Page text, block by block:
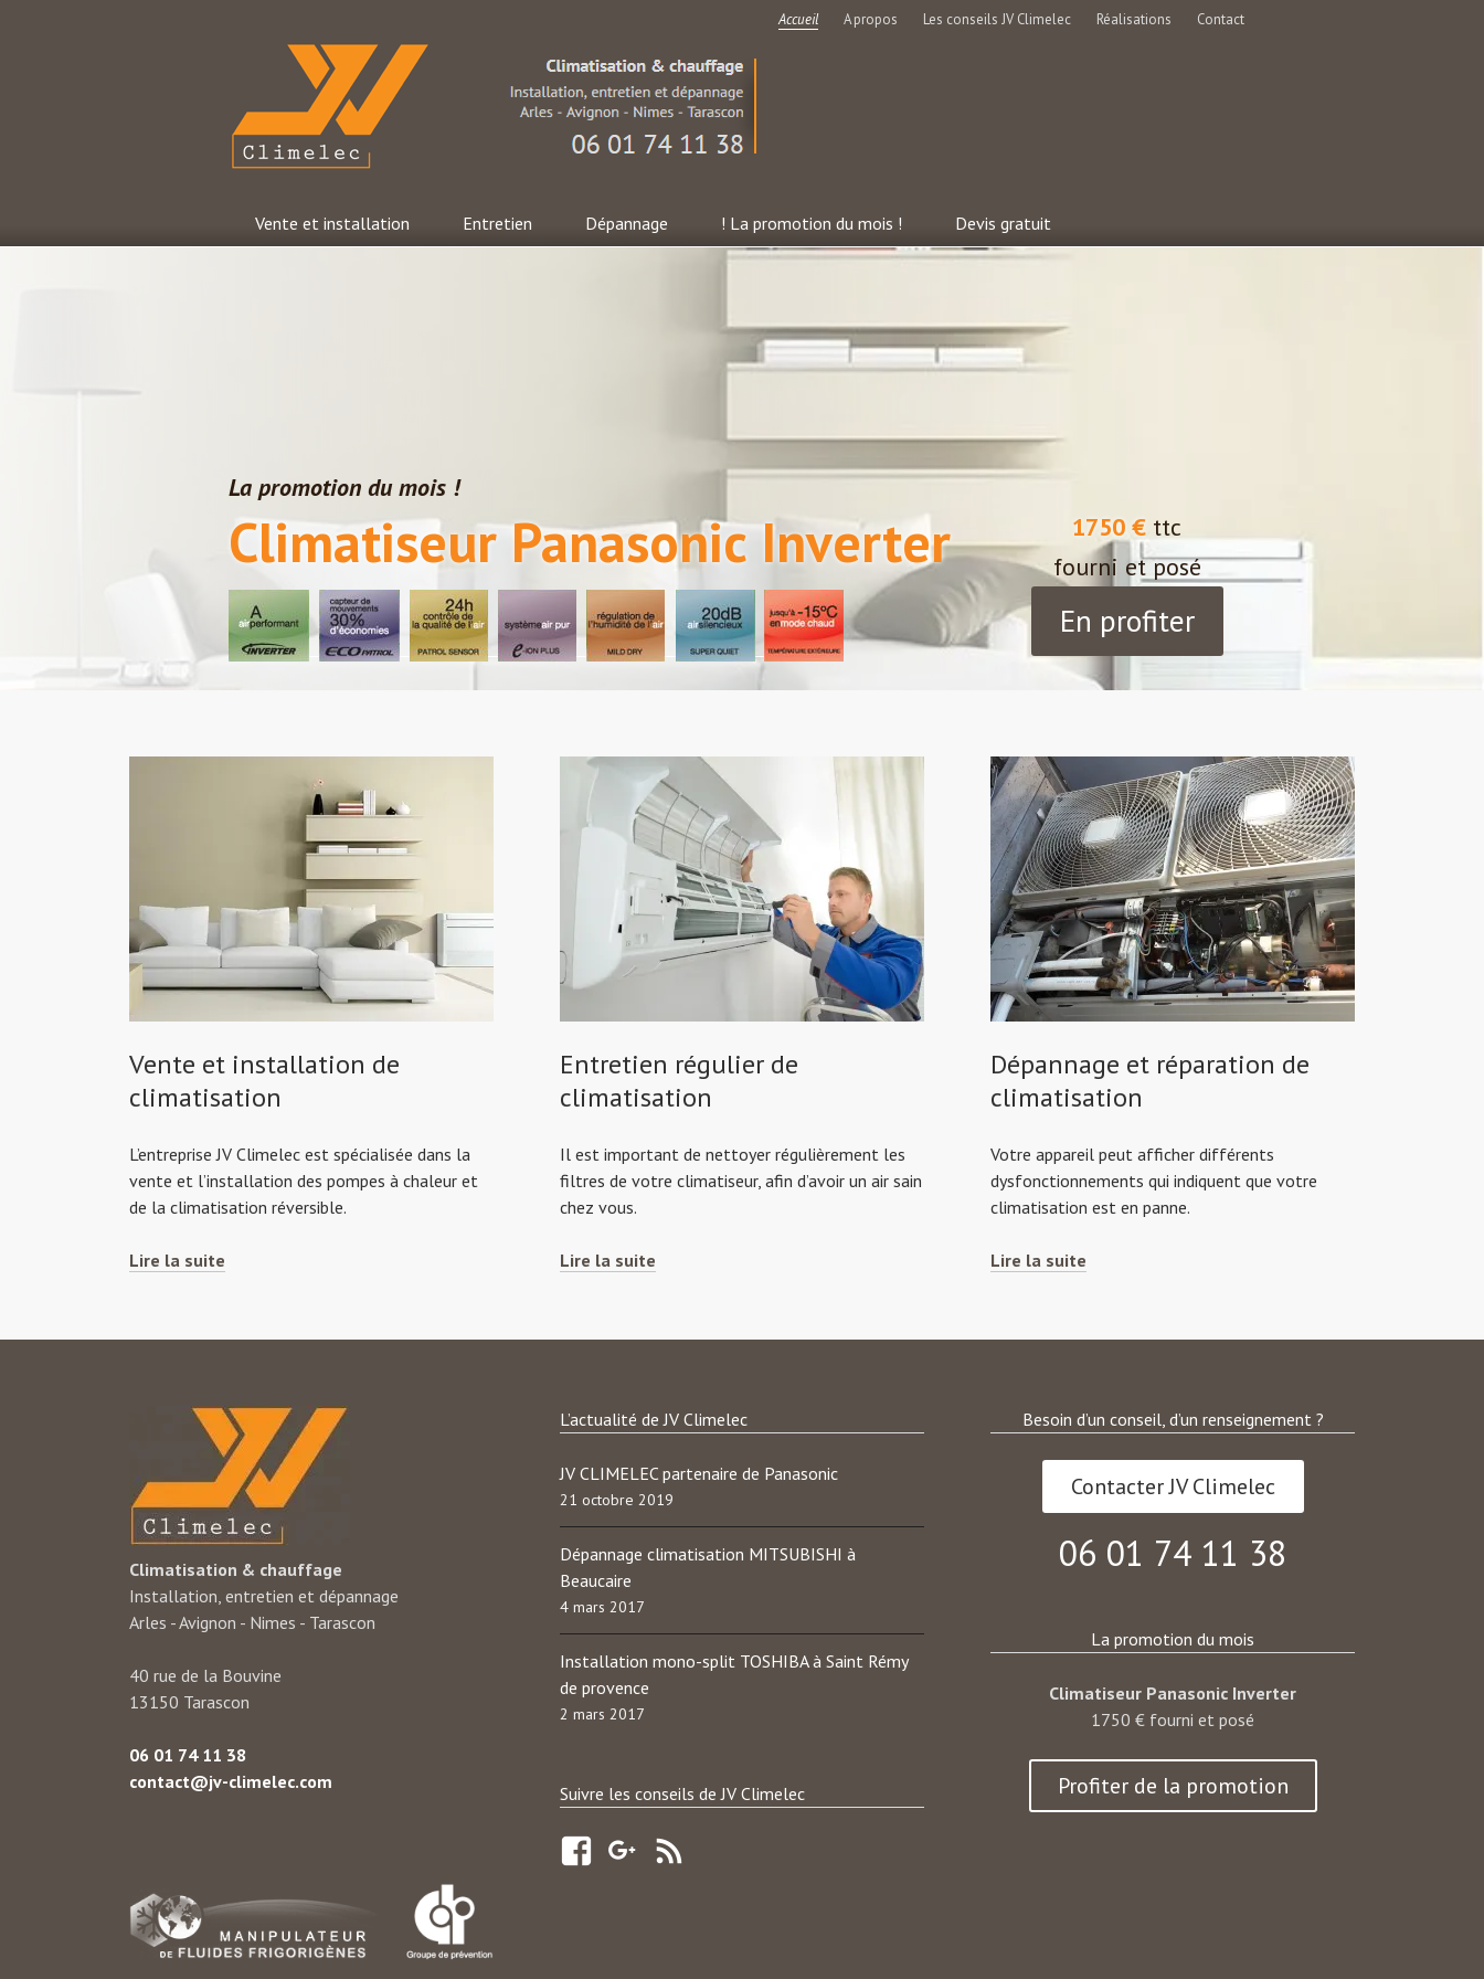
Accueil A propos Les conseils JV Climelec Réalisations Contact
JV Climelec
Vente et installation Entretien Dépannage ! La promotion du mois ! Devis gratuit
La promotion du mois !
Climatiseur Panasonic Inverter 1750 € ttc
fourni et posé
En profiter
Vente et installation de
climatisation
L’entreprise JV Climelec est spécialisée dans la
vente et l’installation des pompes à chaleur et
de la climatisation réversible.
Lire la suite
de
Entretien régulier de
climatisation
Il est important de nettoyer régulièrement les
filtres de votre climatiseur, afin d’avoir un air sain
chez vous.
Lire la suite
climatisation
Dépannage et réparation de
climatisation
Votre appareil peut afficher différents
dysfonctionnements qui indiquent que votre
climatisation est en panne.
Lire la suite
de
Climatisation & chauffage
Installation, entretien et dépannage
Arles - Avignon - Nimes - Tarascon
40 rue de la Bouvine
13150 Tarascon
06 01 74 11 38
contact@jv-climelec.com
L’actualité de JV Climelec
JV CLIMELEC partenaire de Panasonic
21 octobre 2019
Dépannage climatisation MITSUBISHI à
Beaucaire
4 mars 2017
Installation mono-split TOSHIBA à Saint Rémy
de provence
2 mars 2017
Suivre les conseils de JV Climelec
Besoin d’un conseil, d’un renseignement ?
Contacter JV Climelec
06 01 74 11 38
La promotion du mois
Climatiseur Panasonic Inverter
1750 € fourni et posé
Profiter de la promotion